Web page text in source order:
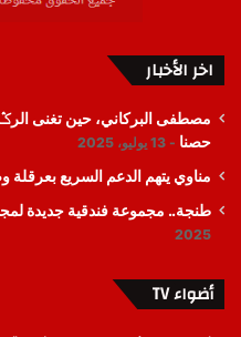
اخر الأخبار
مصطفى البركاني، حين تغنى
حصنا
13 يوليو، 2025
مناوي يتهم الدعم السريع بعرقلة
طنجة.. مجموعة فندقية جديدة
2025
أضواء TV